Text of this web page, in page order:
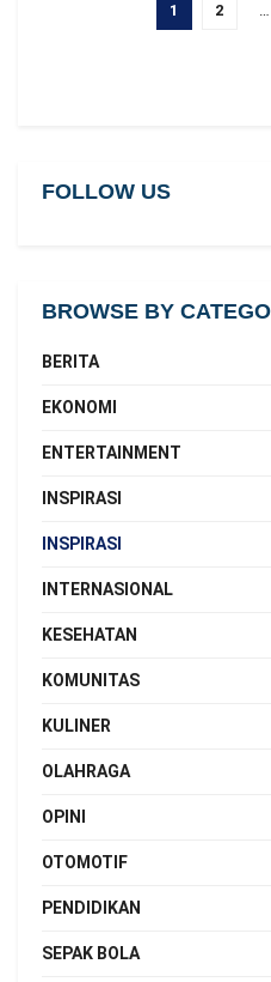
1 2 …
FOLLOW US
BROWSE BY
BERITA
EKONOMI
ENTERTAINMENT
INSPIRASI
INSPIRASI
INTERNASIONAL
KESEHATAN
KOMUNITAS
KULINER
OLAHRAGA
OPINI
OTOMOTIF
PENDIDIKAN
SEPAK BOLA